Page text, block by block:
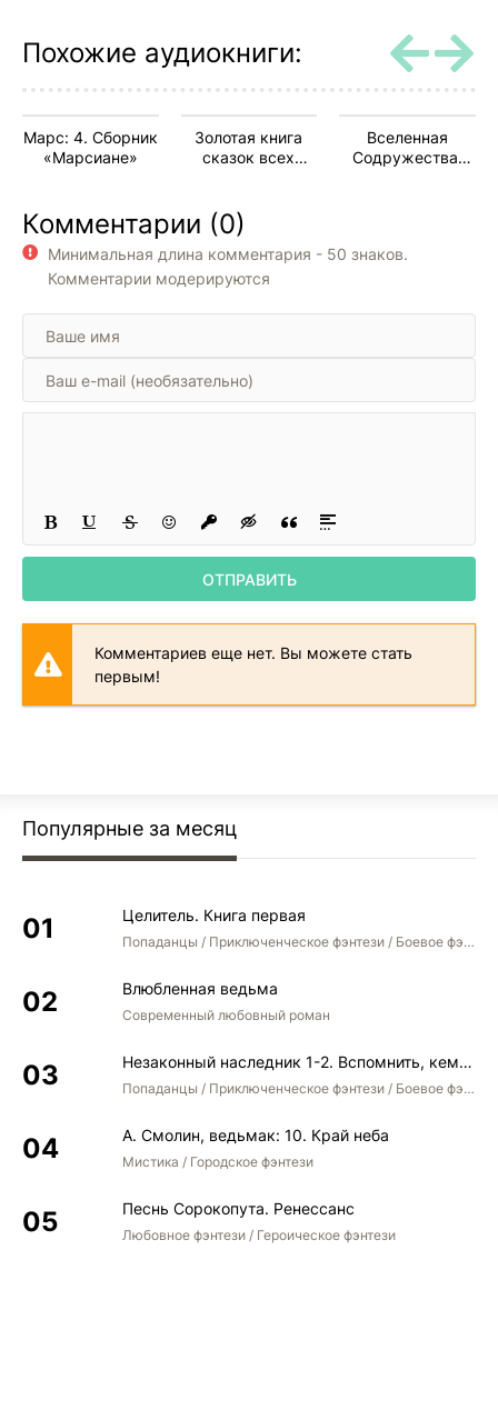
Похожие аудиокниги:
Марс: 4. Сборник
«Марсиане»
Золотая книга
сказок всех
Вселенная
Содружества:
Комментарии (0)
Минимальная длина комментария - 50 знаков.
Комментарии модерируются
ОТПРАВИТЬ
Комментариев еще нет. Вы можете стать
первым!
Популярные за месяц
Целитель. Книга первая
Попаданцы / Приключенческое фэнтези / Боевое фэнтези
Влюбленная ведьма
Современный любовный роман
Незаконный наследник 1-2. Вспомнить, кем был. Стать собой. Остаться собой
Попаданцы / Приключенческое фэнтези / Боевое фэнтези / Юмористическое фэнтези
А. Смолин, ведьмак: 10. Край неба
Мистика / Городское фэнтези
Песнь Сорокопута. Ренессанс
Любовное фэнтези / Героическое фэнтези